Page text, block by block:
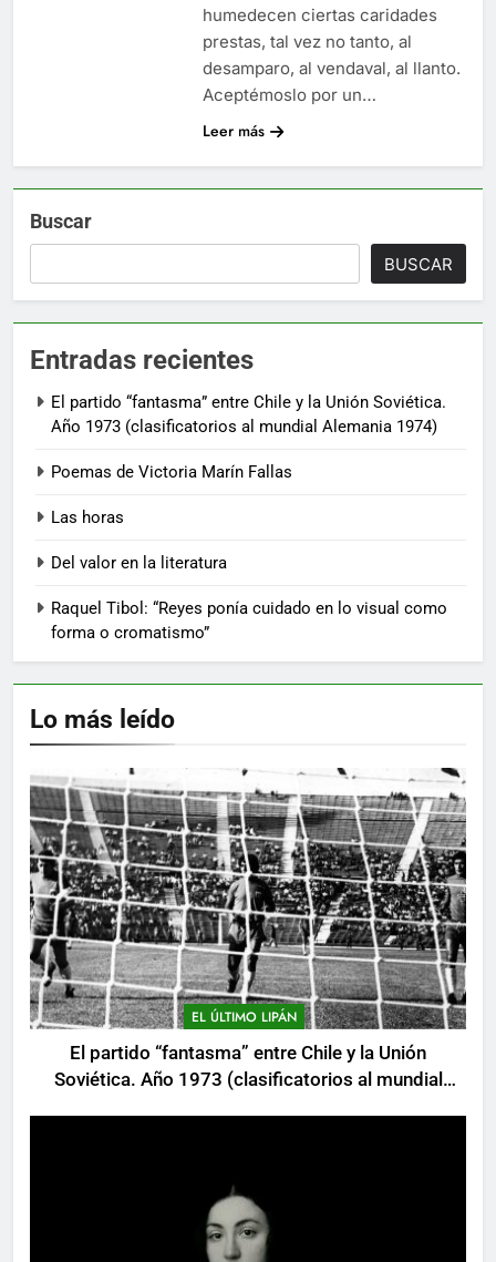
humedecen ciertas caridades
prestas, tal vez no tanto, al
desamparo, al vendaval, al llanto.
Aceptémoslo por un…
Leer más
Buscar
BUSCAR
Entradas recientes
El partido “fantasma” entre Chile y la Unión Soviética.
Año 1973 (clasificatorios al mundial Alemania 1974)
Poemas de Victoria Marín Fallas
Las horas
Del valor en la literatura
Raquel Tibol: “Reyes ponía cuidado en lo visual como
forma o cromatismo”
Lo más leído
EL ÚLTIMO LIPÁN
El partido “fantasma” entre Chile y la Unión
Soviética. Año 1973 (clasificatorios al mundial